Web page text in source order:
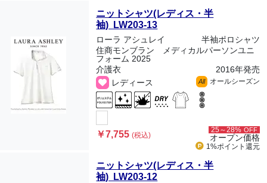
ニットシャツ(レディス・半
袖) LW203-13
ローラ アシュレイ
半袖ポロシャツ
住商モンブラン メディカルパーソンユニ
フォーム 2025
介護衣
2016年発売
レディース
All オールシーズン
￥7,755(税込)
25～28% OFF
オープン価格
1%ポイント 還元
ニットシャツ(レディス・半
袖) LW203-12